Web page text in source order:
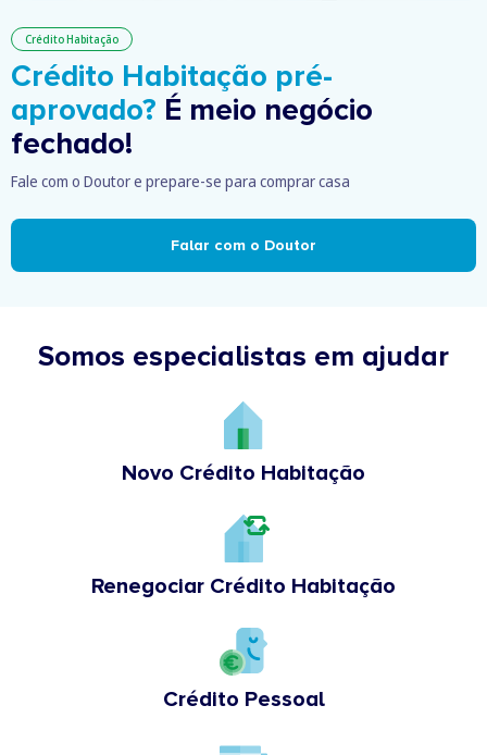
Crédito Habitação
Crédito Habitação pré-
aprovado? É meio negócio
fechado!
Fale com o Doutor e prepare-se para comprar casa
Falar com o Doutor
Somos especialistas em ajudar
Novo Crédito Habitação
Renegociar Crédito Habitação
Crédito Pessoal